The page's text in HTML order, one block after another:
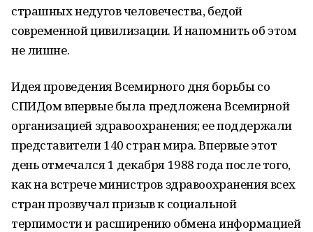
страшных недугов человечества, бедой
современной цивилизации. И напомнить об этом
не лишне.
Идея проведения Всемирного дня борьбы со
СПИДом впервые была предложена Всемирной
организацией здравоохранения; ее поддержали
представители 140 стран мира. Впервые этот
день отмечался 1 декабря 1988 года после того,
как на встрече министров здравоохранения всех
стран прозвучал призыв к социальной
терпимости и расширению обмена информацией